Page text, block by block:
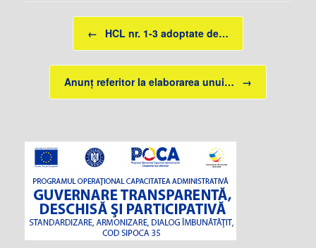
Post navigation
← HCL nr. 1-3 adoptate de…
Anunț referitor la elaborarea unui… →